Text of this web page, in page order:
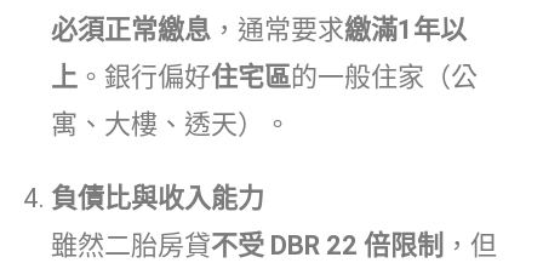
必須正常繳息 ，通常要求繳滿1年以
上 。銀行偏好住宅區的一般住家（公
寓、大樓、透天）。
負債比與收入能力
雖然二胎房貸不受 DBR 22 倍限制 ，但